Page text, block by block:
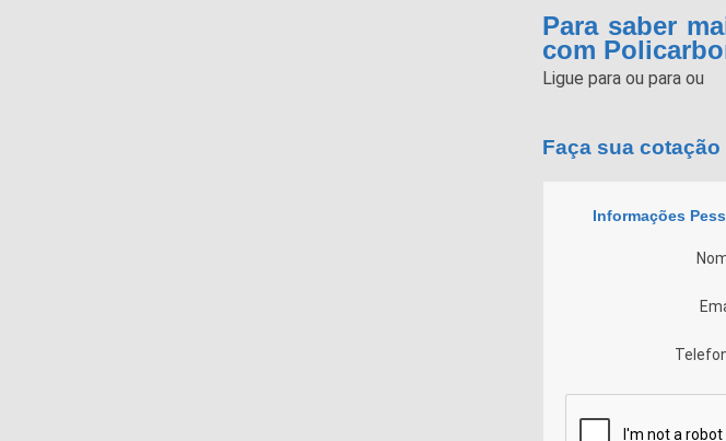
Para saber
com
Ligue para ou para ou
Faça sua cotação
Informações